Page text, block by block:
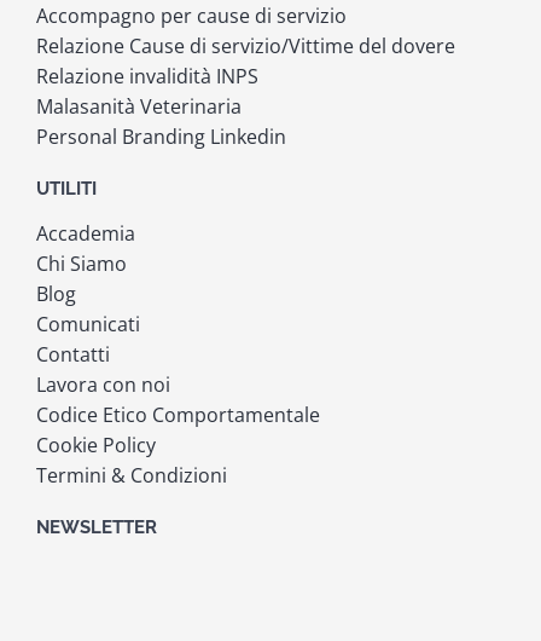
Accompagno per cause di servizio
Relazione Cause di servizio/Vittime del dovere
Relazione invalidità INPS
Malasanità Veterinaria
Personal Branding Linkedin
UTILITI
Accademia
Chi Siamo
Blog
Comunicati
Contatti
Lavora con noi
Codice Etico Comportamentale
Cookie Policy
Termini & Condizioni
NEWSLETTER